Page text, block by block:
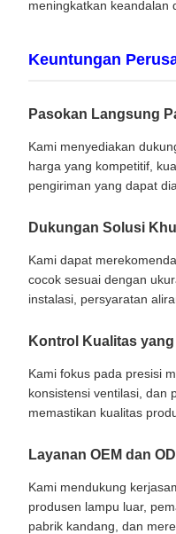
meningkatkan keandalan
Keuntungan
Pasokan Langsung
Kami menyediakan
harga yang kompetitif,
pengiriman yang dapat
Dukungan Solusi
Kami dapat
cocok sesuai dengan
instalasi, persyaratan
Kontrol Kualitas yang
Kami fokus pada presisi
konsistensi ventilasi, dan
memastikan kualitas
Layanan OEM dan
Kami mendukung
produsen lampu luar,
pabrik kandang, dan